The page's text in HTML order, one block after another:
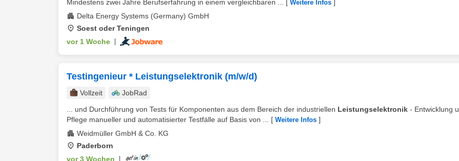
Mindestens zwei Jahre Berufserfahrung in einem vergleichbaren ... Weitere Infos
Delta Energy Systems (Germany) GmbH
Soest oder Teningen
vor 1 Woche
Testingenieur * Leistungselektronik (m/w/d)
Vollzeit
JobRad
... und Durchführung von Tests für Komponenten aus dem Bereich der industriellen Leistungselektronik - Entwicklung
Pflege manueller und automatisierter Testfälle auf Basis von ...
[ Weitere Infos ]
Weidmüller GmbH & Co. KG
Paderborn
vor 3 Wochen